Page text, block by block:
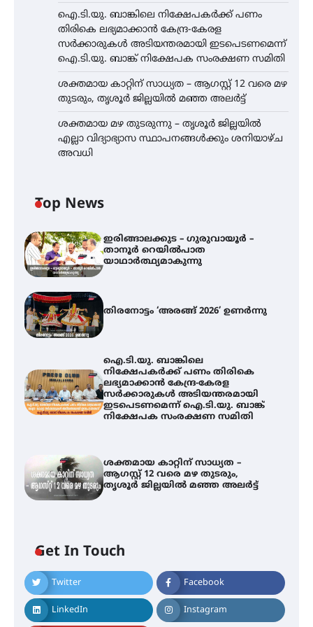
ഐ.ടി.യു. ബാങ്കിലെ നിക്ഷേപകർക്ക് പണം
തിരികെ ലഭ്യമാക്കാൻ കേന്ദ്ര-കേരള
സർക്കാരുകൾ അടിയന്തരമായി ഇടപെടണമെന്ന്
ഐ.ടി.യു. ബാങ്ക് നിക്ഷേപക സംരക്ഷണ സമിതി
ശക്തമായ കാറ്റിന് സാധ്യത – ആഗസ്റ്റ് 12 വരെ മഴ
തുടരും, തൃശൂർ ജില്ലയിൽ മഞ്ഞ അലർട്ട്
ശക്തമായ മഴ തുടരുന്നു – തൃശൂർ ജില്ലയിൽ
എല്ലാ വിദ്യാഭ്യാസ സ്ഥാപനങ്ങൾക്കും ശനിയാഴ്ച
അവധി
Top News
ഇരിങ്ങാലക്കുട – ഗുരുവായൂർ –
താനൂർ റെയിൽപാത
യാഥാർത്ഥ്യമാകുന്നു
തിരനോട്ടം ‘അരങ്ങ് 2026’ ഉണർന്നു
ഐ.ടി.യു. ബാങ്കിലെ
നിക്ഷേപകർക്ക് പണം തിരികെ
ലഭ്യമാക്കാൻ കേന്ദ്ര-കേരള
സർക്കാരുകൾ അടിയന്തരമായി
ഇടപെടണമെന്ന് ഐ.ടി.യു. ബാങ്ക്
നിക്ഷേപക സംരക്ഷണ സമിതി
ശക്തമായ കാറ്റിന് സാധ്യത –
ആഗസ്റ്റ് 12 വരെ മഴ തുടരും,
തൃശൂർ ജില്ലയിൽ മഞ്ഞ അലർട്ട്
Get In Touch
Twitter Facebook
LinkedIn Instagram
നിക്ഷേപകർക്ക് പണം തിരികെ
ലഭ്യമാക്കാൻ കേന്ദ്ര-കേരള
സർക്കാരുകൾ അടിയന്തരമായി
ഇടപെടണമെന്ന് ഐ.ടി.യു. ബാങ്ക്
നിക്ഷേപക സംരക്ഷണ സമിതി